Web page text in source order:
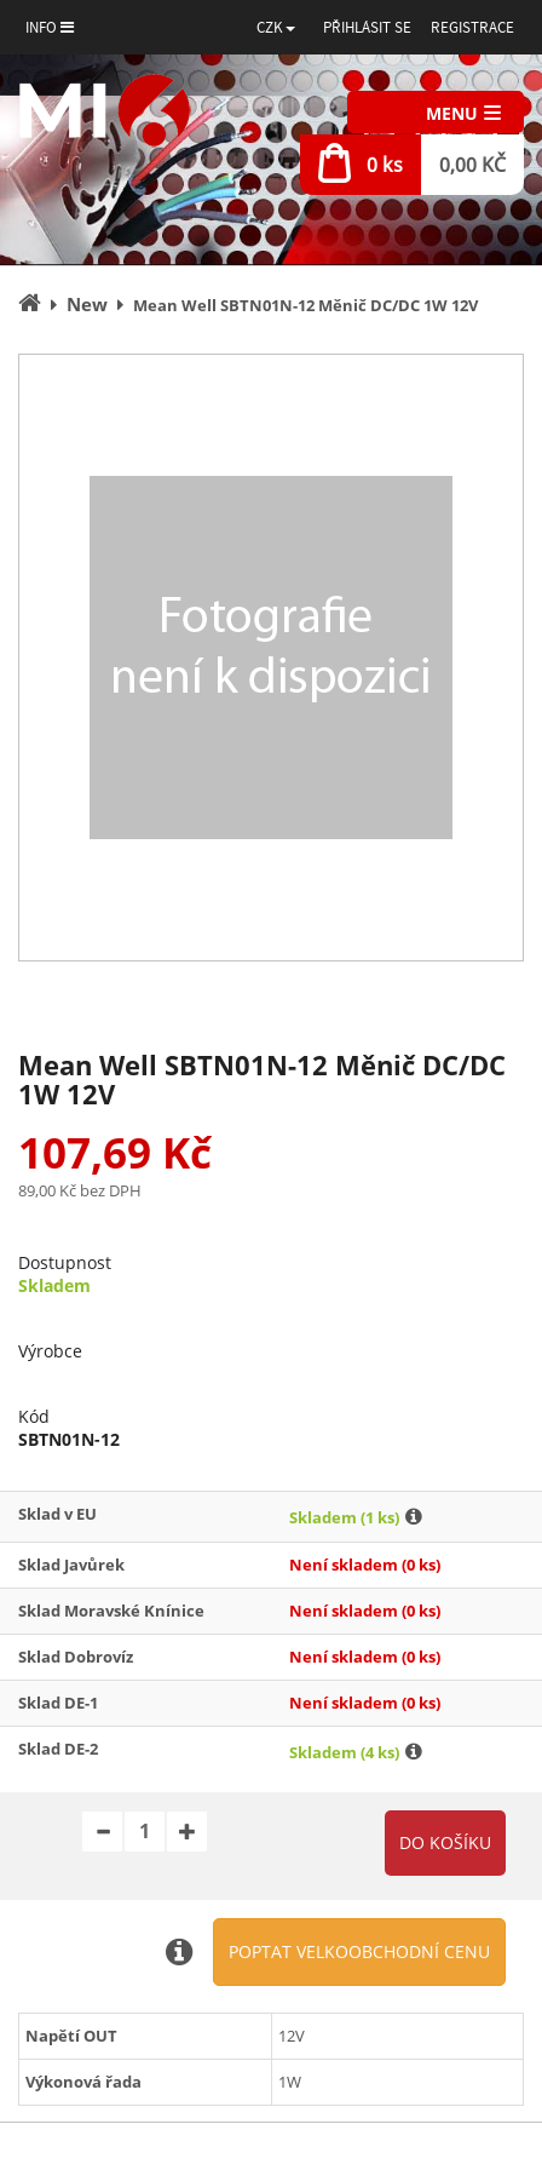
INFO CZK PŘIHLÁSIT SE REGISTRACE
MENU
0 ks 0,00 KČ
Úvodní
New Mean Well SBTN01N-12 Měnič DC/DC 1W 12V
Mean Well SBTN01N-12 Měnič DC/DC
1W 12V
107,69 Kč
89,00 Kč bez DPH
Dostupnost
Skladem
Výrobce
Kód
SBTN01N-12
Sklad v EU Skladem (1 ks)
Sklad Javůrek Není skladem (0 ks)
Sklad Moravské Knínice Není skladem (0 ks)
Sklad Dobrovíz Není skladem (0 ks)
Sklad DE-1 Není skladem (0 ks)
Sklad DE-2 Skladem (4 ks)
POPTAT VELKOOBCHODNÍ CENU
Napětí OUT 12V
Výkonová řada 1W